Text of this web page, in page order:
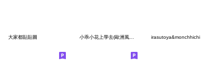
大家都貼貼圖 irasutoya&monchhichi